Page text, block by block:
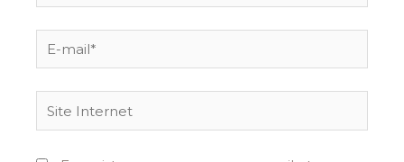
E-
mail*
Site
Internet